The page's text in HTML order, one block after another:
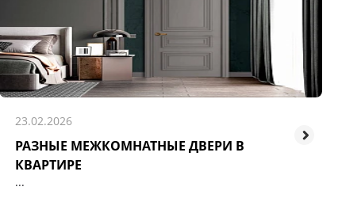
23.02.2026
РАЗНЫЕ МЕЖКОМНАТНЫЕ ДВЕРИ В
КВАРТИРЕ
...